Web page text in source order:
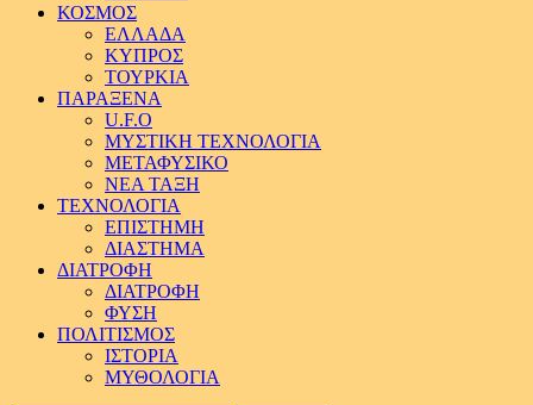
ΚΟΣΜΟΣ
ΕΛΛΑΔΑ
ΚΥΠΡΟΣ
ΤΟΥΡΚΙΑ
ΠΑΡΑΞΕΝΑ
U.F.O
ΜΥΣΤΙΚΗ ΤΕΧΝΟΛΟΓΙΑ
ΜΕΤΑΦΥΣΙΚΟ
ΝΕΑ ΤΑΞΗ
ΤΕΧΝΟΛΟΓΙΑ
ΕΠΙΣΤΗΜΗ
ΔΙΑΣΤΗΜΑ
ΔΙΑΤΡΟΦΗ
ΔΙΑΤΡΟΦΗ
ΦΥΣΗ
ΠΟΛΙΤΙΣΜΟΣ
ΙΣΤΟΡΙΑ
ΜΥΘΟΛΟΓΙΑ